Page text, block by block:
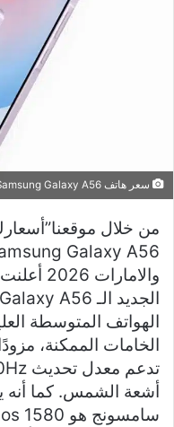
سعر هاتف Samsung Galaxy A56 في مصر والسعودية والامارات 2025
من خلال
الهواتف المتوسطة
أشعة الشمس. كما أنه